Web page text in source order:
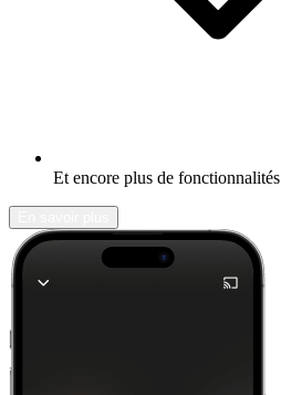
Et encore plus de fonctionnalités